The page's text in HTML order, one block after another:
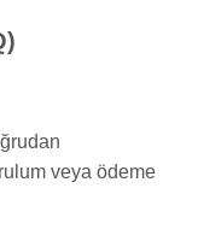
veya ödeme